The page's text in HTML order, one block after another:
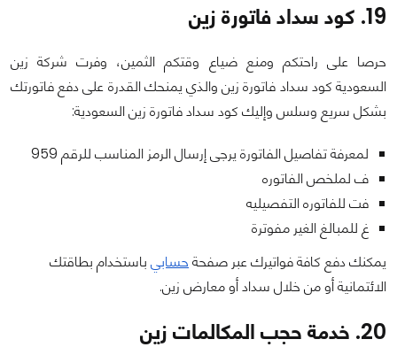
19. كود سداد فاتورة زين
حرصا على راحتكم ومنع ضياع وقتكم الثمين، وفرت شركة زين
السعودية كود سداد فاتورة زين والذي يمنحك القدرة على دفع فاتورتك
بشكل سريع وسلس وإليك كود سداد فاتورة زين السعودية:
لمعرفة تفاصيل الفاتورة يرجى إرسال الرمز المناسب للرقم 959
ف لملخص الفاتوره
فت للفاتوره التفصيليه
غ للمبالغ الغير مفوترة
يمكنك دفع كافة فواتيرك عبر صفحة حسابي باستخدام بطاقتك
الائتمانية أو من خلال سداد أو معارض زين.
20. خدمة حجب المكالمات زين